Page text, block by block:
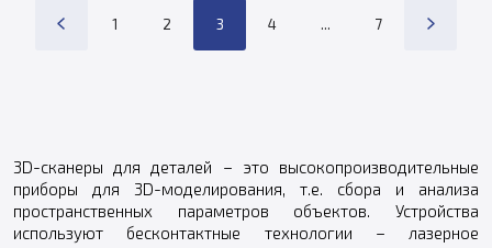
1 2 3 4 ... 7
3D-сканеры для деталей – это высокопроизводительные
приборы для 3D-моделирования, т.е. сбора и анализа
пространственных параметров объектов. Устройства
используют бесконтактные технологии – лазерное